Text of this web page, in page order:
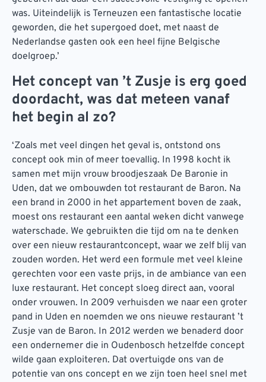
was. Uiteindelijk is Terneuzen een fantastische locatie
geworden, die het supergoed doet, met naast de
Nederlandse gasten ook een heel fijne Belgische
doelgroep.’
Het concept van ’t Zusje is erg goed
doordacht, was dat meteen vanaf
het begin al zo?
‘Zoals met veel dingen het geval is, ontstond ons
concept ook min of meer toevallig. In 1998 kocht ik
samen met mijn vrouw broodjeszaak De Baronie in
Uden, dat we ombouwden tot restaurant de Baron. Na
een brand in 2000 in het appartement boven de zaak,
moest ons restaurant een aantal weken dicht vanwege
waterschade. We gebruikten die tijd om na te denken
over een nieuw restaurantconcept, waar we zelf blij van
zouden worden. Het werd een formule met veel kleine
gerechten voor een vaste prijs, in de ambiance van een
luxe restaurant. Het concept sloeg direct aan, vooral
onder vrouwen. In 2009 verhuisden we naar een groter
pand in Uden en noemden we ons nieuwe restaurant ’t
Zusje van de Baron. In 2012 werden we benaderd door
een ondernemer die in Oudenbosch hetzelfde concept
wilde gaan exploiteren. Dat overtuigde ons van de
potentie van ons concept en we zijn toen heel snel met